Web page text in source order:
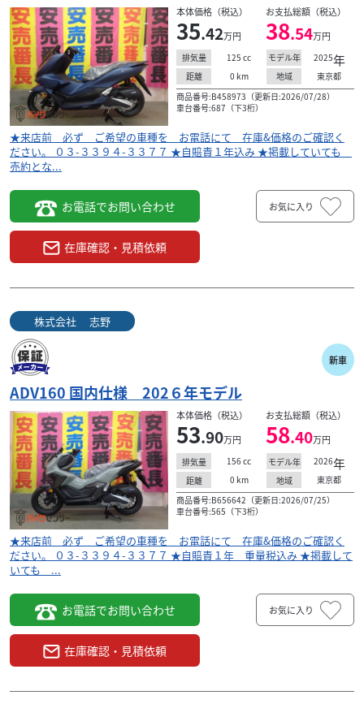
本体価格（税込）
35.42万円
お支払総額（税込）
38.54万円
排気量 125 cc モデル年 2025年
距離 0 km 地域
東京都
商品番号:B458973（更新日:2026/07/28）
車台番号:687（下3桁）
★来店前 必ず ご希望の車種を お電話にて 在庫&価格のご確認く
ださい。 ０３-３３９４-３３７７ ★自賠責１年込み ★掲載していても
売約とな...
お電話でお問い合わせ
在庫確認・見積依頼
お気に入り
株式会社 志野
新車
ADV160 国内仕様 202６年モデル
本体価格（税込）
53.90万円
お支払総額（税込）
58.40万円
排気量 156 cc モデル年 2026年
距離 0 km 地域
東京都
商品番号:B656642（更新日:2026/07/25）
車台番号:565（下3桁）
★来店前 必ず ご希望の車種を お電話にて 在庫&価格のご確認く
ださい。 ０３-３３９４-３３７７ ★自賠責１年 重量税込み ★掲載して
いても ...
お電話でお問い合わせ
在庫確認・見積依頼
お気に入り